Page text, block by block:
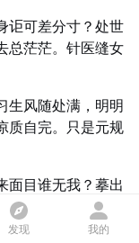
讵可差分寸？处世
总茫茫。针医缝女
生风随处满，明明
质自完。只是元规
面目谁无我？摹出
费神工。庄生尚欲
发现 我的